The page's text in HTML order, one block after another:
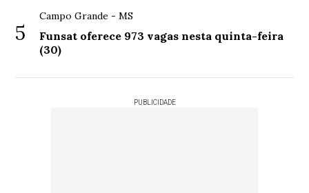
5
Campo Grande - MS
Funsat oferece 973 vagas nesta quinta-feira
(30)
PUBLICIDADE